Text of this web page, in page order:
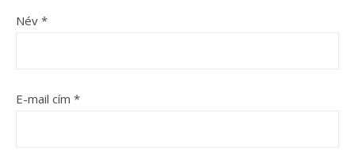
Név *
E-mail cím *